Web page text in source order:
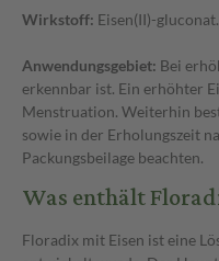
Wirkstoff: Eisen(II)-gluconat.
Anwendungsgebiet: Bei
erkennbar ist. Ein erhöhter
Menstruation. Weiterhin
sowie in der Erholungszeit
Packungsbeilage beachten.
Was enthält
Floradix mit Eisen ist eine